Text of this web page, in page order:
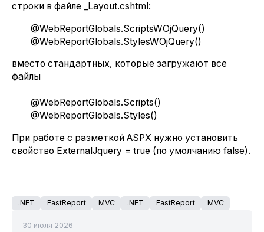
строки в файле _Layout.cshtml:
@WebReportGlobals.ScriptsWOjQuery()
@WebReportGlobals.StylesWOjQuery()
вместо стандартных, которые загружают все
файлы
@WebReportGlobals.Scripts()
@WebReportGlobals.Styles()
При работе с разметкой ASPX нужно установить
свойство ExternalJquery = true (по умолчанию false).
.NET FastReport MVC .NET FastReport MVC
30 июля 2026